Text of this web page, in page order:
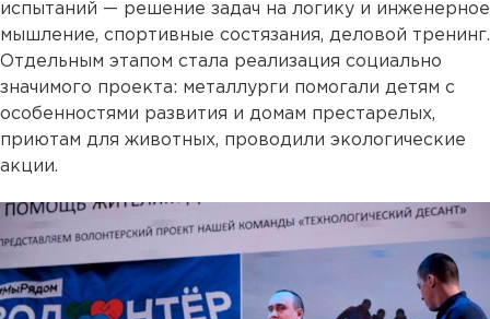
испытаний — решение задач на логику и инженерное
мышление, спортивные состязания, деловой тренинг.
Отдельным этапом стала реализация социально
значимого проекта: металлурги помогали детям с
особенностями развития и домам престарелых,
приютам для животных, проводили экологические
акции.